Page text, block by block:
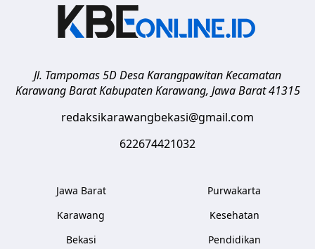
Jl. Tampomas 5D Desa Karangpawitan Kecamatan
Karawang Barat Kabupaten Karawang, Jawa Barat 41315
redaksikarawangbekasi@gmail.com
622674421032
Jawa Barat
Karawang
Bekasi
Purwakarta
Kesehatan
Pendidikan